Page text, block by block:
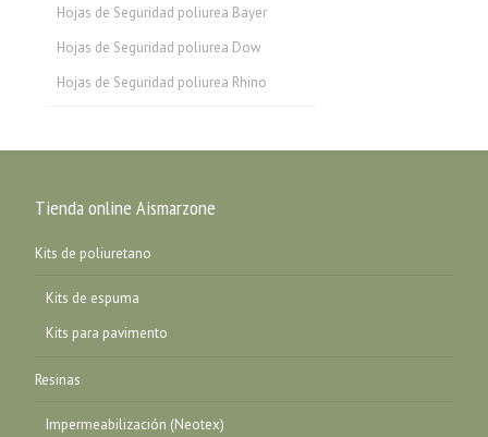
Hojas de Seguridad poliurea Bayer
Hojas de Seguridad poliurea Dow
Hojas de Seguridad poliurea Rhino
Tienda online Aismarzone
Kits de poliuretano
Kits de espuma
Kits para pavimento
Resinas
Impermeabilización (Neotex)